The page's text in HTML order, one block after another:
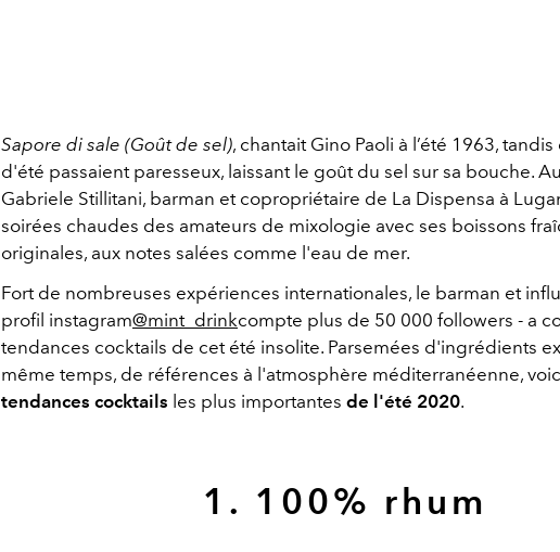
Sapore di sale (Goût de sel), chantait Gino Paoli à l’été 1963,
d'été passaient paresseux, laissant le goût du sel sur sa bouche.
Gabriele Stillitani, barman et copropriétaire de La Dispensa à
soirées chaudes des amateurs de mixologie avec ses boissons
originales, aux notes salées comme l'eau de mer.
Fort de nombreuses expériences internationales, le barman et
profil instagram@mint_drinkcompte plus de 50 000 followers - a
tendances cocktails de cet été insolite. Parsemées d'ingrédients
même temps, de références à l'atmosphère méditerranéenne,
tendances cocktails les plus importantes de l'été 2020.
1. 100% rhum